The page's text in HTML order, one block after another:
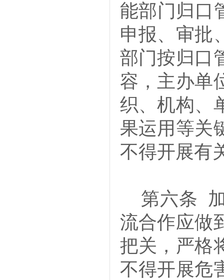
能部门归口
申报、审批
部门按归口
容，主办单
织、机构、
果运用等关
不得开展有
第六条
流合作应做
把关，严格
不得开展危